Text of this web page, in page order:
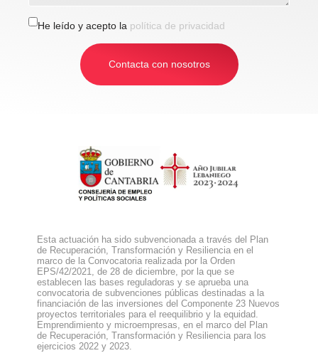
He leído y acepto la política de privacidad
Contacta con nosotros
Esta actuación ha sido subvencionada a través del Plan
de Recuperación, Transformación y Resiliencia en el
marco de la Convocatoria realizada por la Orden
EPS/42/2021, de 28 de diciembre, por la que se
establecen las bases reguladoras y se aprueba una
convocatoria de subvenciones públicas destinadas a la
financiación de las inversiones del Componente 23 Nuevos
proyectos territoriales para el reequilibrio y la equidad.
Emprendimiento y microempresas, en el marco del Plan
de Recuperación, Transformación y Resiliencia para los
ejercicios 2022 y 2023.